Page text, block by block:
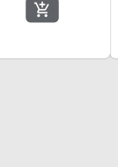
add_shopping_cart